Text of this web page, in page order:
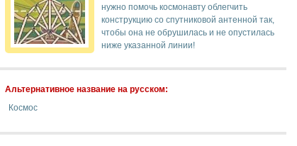
нужно помочь космонавту облегчить
конструкцию со спутниковой антенной так,
чтобы она не обрушилась и не опустилась
ниже указанной линии!
Альтернативное название на русском:
Космос